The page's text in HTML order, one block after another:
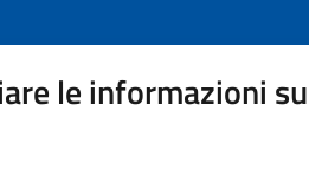
le informazioni